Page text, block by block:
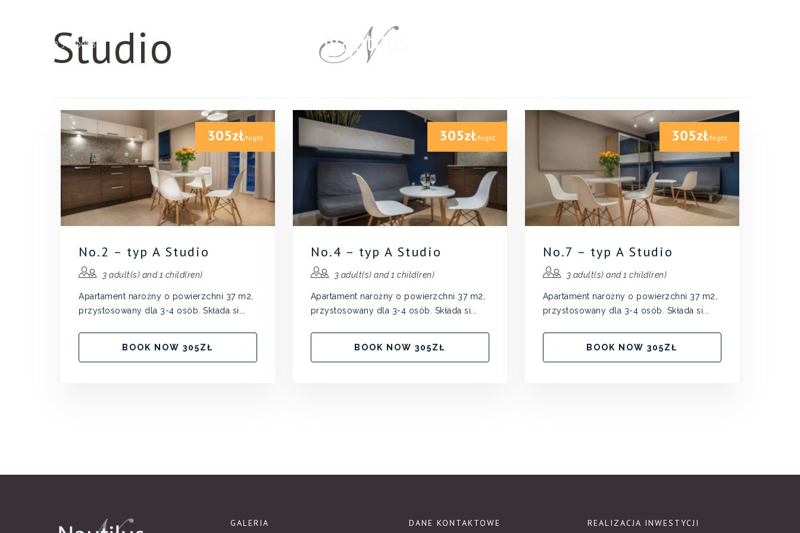
+48 500 001 339
Studio
305zł/Night
No.2 – typ A Studio
3 adult(s) and 1 child(ren)
Apartament narożny o powierzchni 37 m2,
przystosowany dla 3-4 osób. Składa si...
BOOK NOW 305ZŁ
305zł/Night
No.4 – typ A Studio
3 adult(s) and 1 child(ren)
Apartament narożny o powierzchni 37 m2,
przystosowany dla 3-4 osób. Składa si...
BOOK NOW 305ZŁ
305zł/Night
No.7 – typ A Studio
3 adult(s) and 1 child(ren)
Apartament narożny o powierzchni 37 m2,
przystosowany dla 3-4 osób. Składa si...
BOOK NOW 305ZŁ
GALERIA DANE KONTAKTOWE REALIZACJA INWESTYCJI